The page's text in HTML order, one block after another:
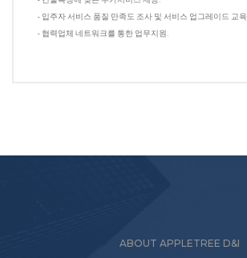
- 입주자 서비스 품질 만족도 조사 및 서비스 업그레이드 교육.
- 협력업체 네트워크를 통한 업무지원.
ABOUT APPLETREE D&I